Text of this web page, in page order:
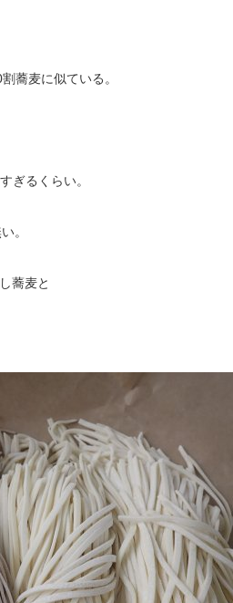
蕎麦に似ている。
ぎるくらい。
。
蕎麦と